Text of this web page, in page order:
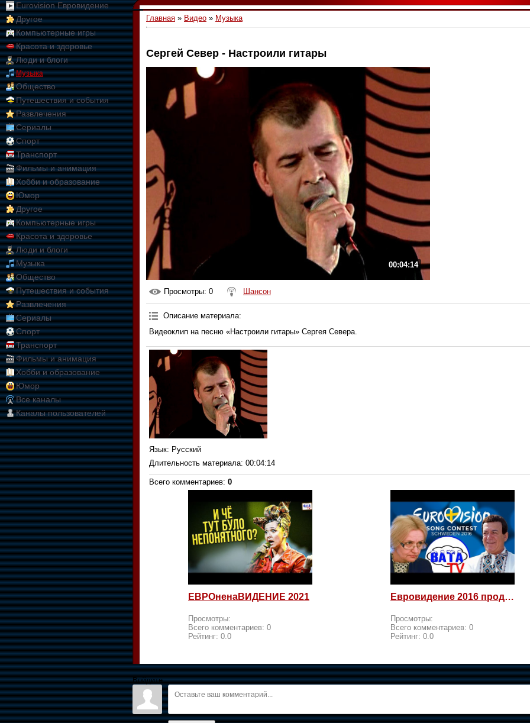
Eurovision Евровидение
Другое
Компьютерные игры
Красота и здоровье
Люди и блоги
Музыка
Общество
Путешествия и события
Развлечения
Сериалы
Спорт
Транспорт
Фильмы и анимация
Хобби и образование
Юмор
Другое
Компьютерные игры
Красота и здоровье
Люди и блоги
Музыка
Общество
Путешествия и события
Развлечения
Сериалы
Спорт
Транспорт
Фильмы и анимация
Хобби и образование
Юмор
Все каналы
Каналы пользователей
Главная » Видео » Музыка
Сергей Север - Настроили гитары
00:04:14
Просмотры: 0 Шансон
Описание материала:
Видеоклип на песню «Настроили гитары» Сергея Севера.
Язык: Русский
Длительность материала: 00:04:14
Всего комментариев: 0
ЕВРОненаВИДЕНИЕ 2021
Просмотры:
Всего комментариев: 0
Рейтинг: 0.0
Евровидение 2016 продолжается! Россия возмущается и посылает
Просмотры:
Всего комментариев: 0
Рейтинг: 0.0
Войдите: